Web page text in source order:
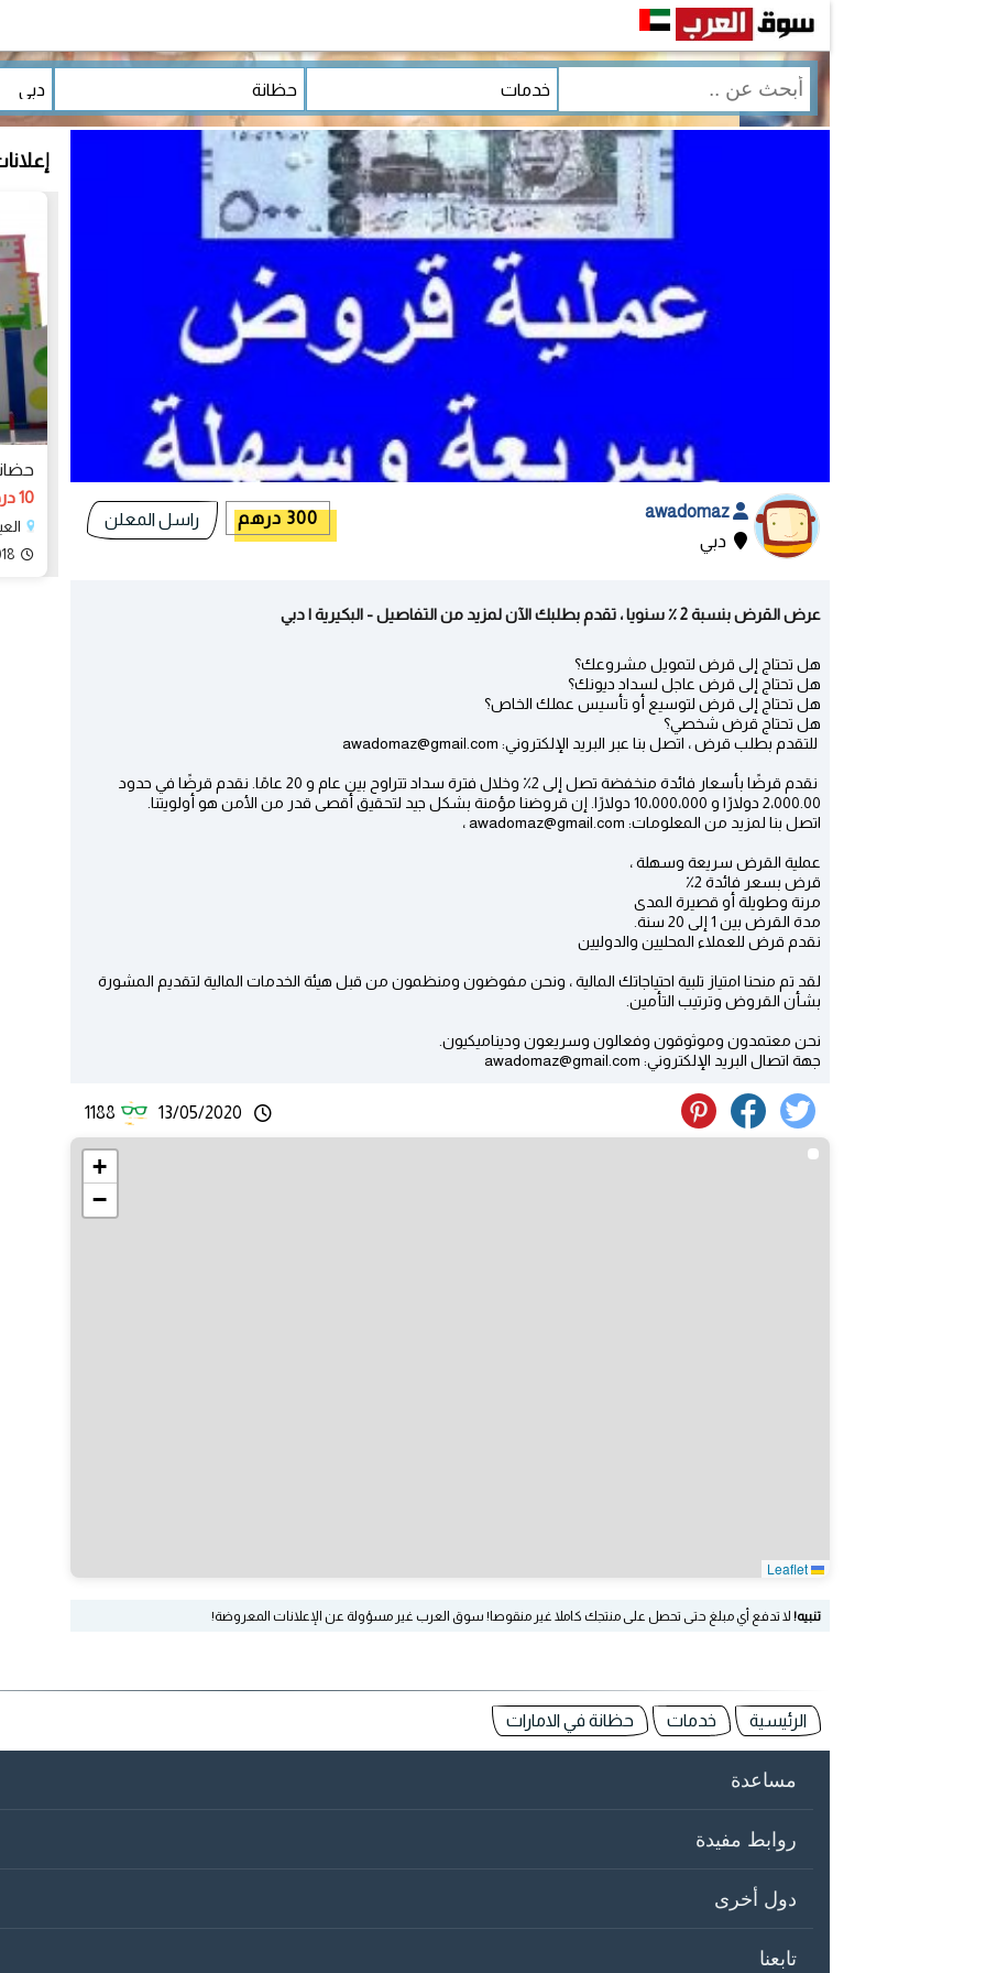
دبي
300 درهم راسل المعلن
عرض القرض بنسبة 2 ٪ سنويا ، تقدم بطلبك الآن لمزيد من التفاصيل - البكيرية | دبي
هل تحتاج إلى قرض لتمويل مشروعك؟
هل تحتاج إلى قرض عاجل لسداد ديونك؟
هل تحتاج إلى قرض لتوسيع أو تأسيس عملك الخاص؟
هل تحتاج قرض شخصي؟
للتقدم بطلب قرض ، اتصل بنا عبر البريد الإلكتروني: awadomaz@gmail.com
نقدم قرضًا بأسعار فائدة منخفضة تصل إلى 2٪ وخلال فترة سداد تتراوح بين عام و 20 عامًا. نقدم قرضًا في حدود
2،000.00 دولارًا و 10،000،000 دولارًا. إن قروضنا مؤمنة بشكل جيد لتحقيق أقصى قدر من الأمن هو أولويتنا.
اتصل بنا لمزيد من المعلومات: awadomaz@gmail.com ،
عملية القرض سريعة وسهلة ،
قرض بسعر فائدة 2٪
مرنة وطويلة أو قصيرة المدى
مدة القرض بين 1 إلى 20 سنة.
نقدم قرض للعملاء المحليين والدوليين
لقد تم منحنا امتياز تلبية احتياجاتك المالية ، ونحن مفوضون ومنظمون من قبل هيئة الخدمات المالية لتقديم المشورة
بشأن القروض وترتيب التأمين.
نحن معتمدون وموثوقون وفعالون وسريعون وديناميكيون.
جهة اتصال البريد الإلكتروني: awadomaz@gmail.com
13/05/2020
1188
+
−
تنبيه! لا تدفع أي مبلغ حتى تحصل على منتجك كاملا غير منقوصا! سوق العرب غير مسؤولة عن الإعلانات المعروضة!
10 درهم
الرئيسية خدمات حظانة في الامارات
مساعدة
روابط مفيدة
دول أخرى
تابعنا